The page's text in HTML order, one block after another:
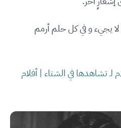
يجيء و في كل حلم أرمم
10 أفلام لـ تشاهدها في الشتاء | أفلام